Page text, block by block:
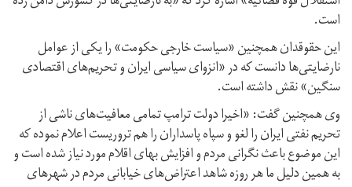
است.
این حقوقدان همچنین «سیاست خارجی حکومت» را یکی از عوامل
نارضایتی‌ها دانست که در «انزوای سیاسی ایران و تحریم‌های اقتصادی
سنگین» نقش داشته است.
وی همچنین گفت: «اخیرا دولت ترامپ تمامی معافیت‌های ناشی از
تحریم نفتی ایران را لغو و سپاه پاسداران را هم تروریست اعلام نموده که
این موضوع باعث نگرانی مردم و افزایش بهای اقلام مورد نیاز شده است و
به همین دلیل ما هر روزه شاهد اعتراض‌های خیابانی مردم در شهرهای